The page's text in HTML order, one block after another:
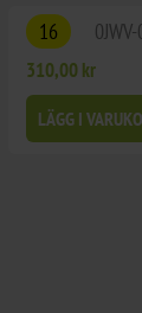
16
310,00 kr
LÄGG I